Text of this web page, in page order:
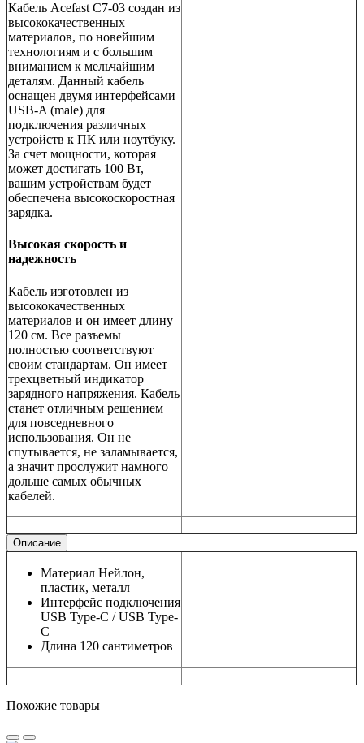
Кабель Acefast C7-03 создан из
высококачественных
материалов, по новейшим
технологиям и с большим
вниманием к мельчайшим
деталям. Данный кабель
оснащен двумя интерфейсами
USB-A (male) для
подключения различных
устройств к ПК или ноутбуку.
За счет мощности, которая
может достигать 100 Вт,
вашим устройствам будет
обеспечена высокоскоростная
зарядка.
Высокая скорость и
надежность
Кабель изготовлен из
высококачественных
материалов и он имеет длину
120 см. Все разъемы
полностью соответствуют
своим стандартам. Он имеет
трехцветный индикатор
зарядного напряжения. Кабель
станет отличным решением
для повседневного
использования. Он не
спутывается, не заламывается,
а значит прослужит намного
дольше самых обычных
кабелей.
Описание
Материал Нейлон,
пластик, металл
Интерфейс подключения
USB Type-C / USB Type-
C
Длина 120 сантиметров
Похожие товары